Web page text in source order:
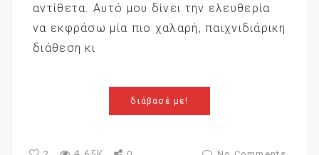
αντίθετα. Αυτό μου δίνει την ελευθερία
να εκφράσω μία πιο χαλαρή, παιχνιδιάρικη
διάθεση κι
διάβασέ με!